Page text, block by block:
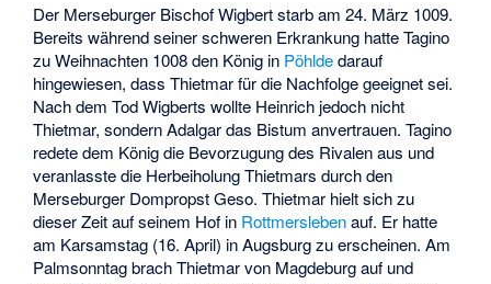
Der Merseburger Bischof Wigbert starb am 24. März 1009.
Bereits während seiner schweren Erkrankung hatte Tagino
zu Weihnachten 1008 den König in Pöhldedarauf
hingewiesen, dass Thietmar für die Nachfolge geeignet sei.
Nach dem Tod Wigberts wollte Heinrich jedoch nicht
Thietmar, sondern Adalgar das Bistum anvertrauen. Tagino
redete dem König die Bevorzugung des Rivalen aus und
veranlasste die Herbeiholung Thietmars durch den
Merseburger Dompropst Geso. Thietmar hielt sich zu
dieser Zeit auf seinem Hof in Rottmerslebenauf. Er hatte
am Karsamstag (16. April) in Augsburg zu erscheinen. Am
Palmsonntag brach Thietmar von Magdeburg auf und